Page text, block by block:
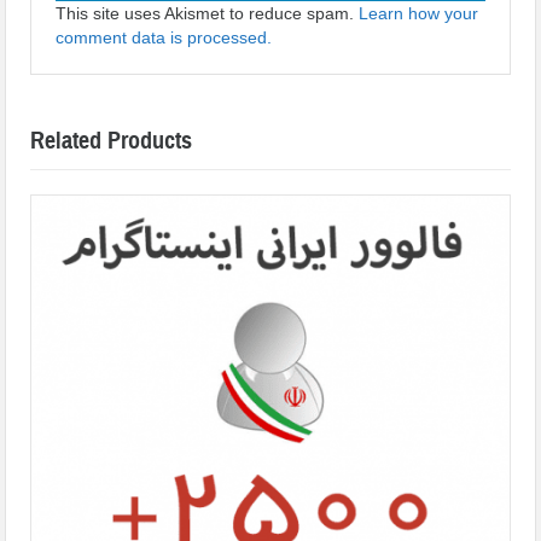
This site uses Akismet to reduce spam. Learn how your
comment data is processed.
Related Products